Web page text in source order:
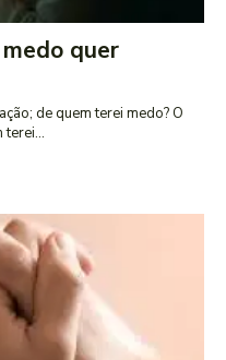
quer
de quem terei medo? O
terei...